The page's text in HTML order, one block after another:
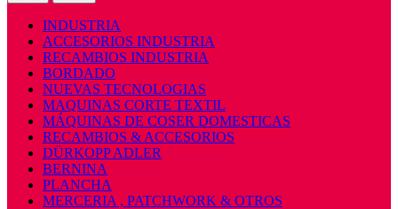
INDUSTRIA
ACCESORIOS INDUSTRIA
RECAMBIOS INDUSTRIA
BORDADO
NUEVAS TECNOLOGIAS
MAQUINAS CORTE TEXTIL
MÁQUINAS DE COSER DOMESTICAS
RECAMBIOS & ACCESORIOS
DÜRKOPP ADLER
BERNINA
PLANCHA
MERCERIA , PATCHWORK & OTROS